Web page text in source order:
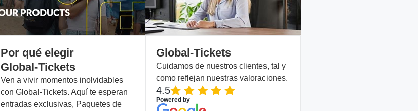
Por qué elegir
Global-Tickets
Ven a vivir momentos inolvidables
con Global-Tickets. Aquí te esperan
entradas exclusivas, Paquetes de
Global-Tickets
Cuidamos de nuestros clientes, tal y
como reflejan nuestras valoraciones.
4.5
Powered by